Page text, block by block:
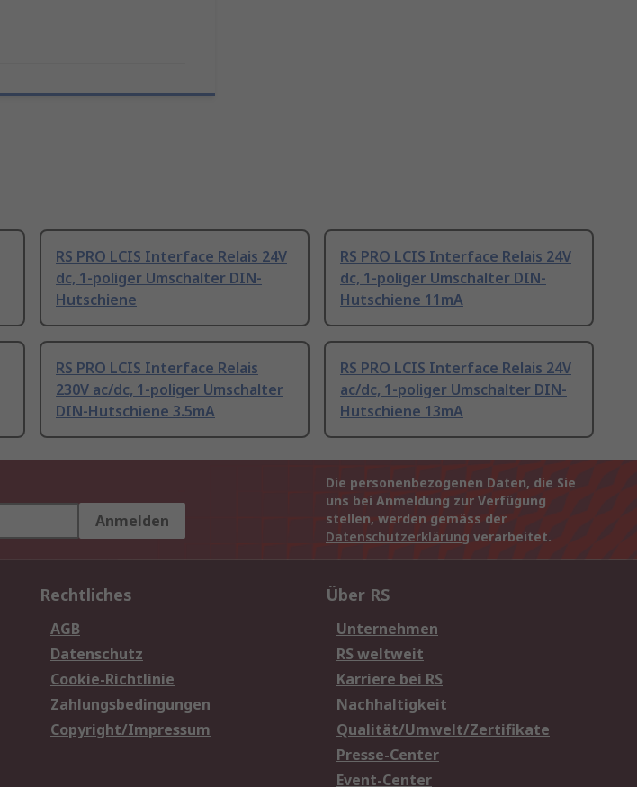
RS PRO LCIS Interface Relais 24V
dc, 1-poliger Umschalter DIN-
Hutschiene
RS PRO LCIS Interface Relais 24V
dc, 1-poliger Umschalter DIN-
Hutschiene 11mA
RS PRO LCIS Interface Relais
230V ac/dc, 1-poliger Umschalter
DIN-Hutschiene 3.5mA
RS PRO LCIS Interface Relais 24V
ac/dc, 1-poliger Umschalter DIN-
Hutschiene 13mA
Anmelden
Die personenbezogenen Daten, die Sie
uns bei Anmeldung zur Verfügung
stellen, werden gemäss der
Datenschutzerklärung verarbeitet.
Rechtliches
AGB
Datenschutz
Cookie-Richtlinie
Zahlungsbedingungen
Copyright/Impressum
Über RS
Unternehmen
RS weltweit
Karriere bei RS
Nachhaltigkeit
Qualität/Umwelt/Zertifikate
Presse-Center
Event-Center